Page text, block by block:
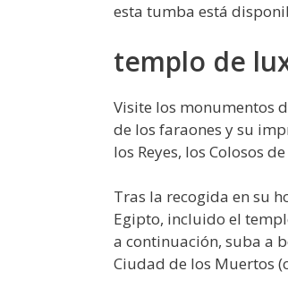
esta tumba está
templo de
Visite los monumentos
de los faraones y su
los Reyes, los Colosos
Tras la recogida en su
Egipto, incluido el
a continuación, suba a
Ciudad de los Muertos